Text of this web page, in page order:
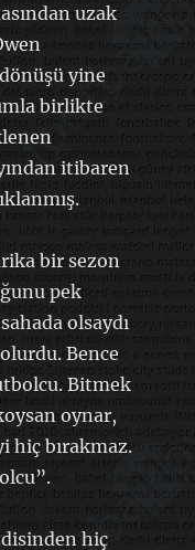
uzak
yine
birlikte
itibaren
bir sezon
pek
olsaydı
Bence
Bitmek
oynar,
hiç bırakmaz.
hiç